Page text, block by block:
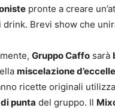
pronte a creare
drink. Brevi show che
Gruppo Caffo sarà
miscelazione
ricette originali
punta del gruppo. Il